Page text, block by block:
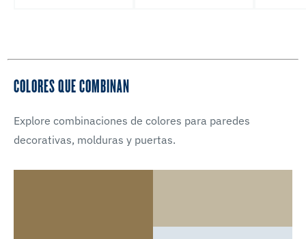
COLORES QUE COMBINAN
Explore combinaciones de colores para paredes
decorativas, molduras y puertas.